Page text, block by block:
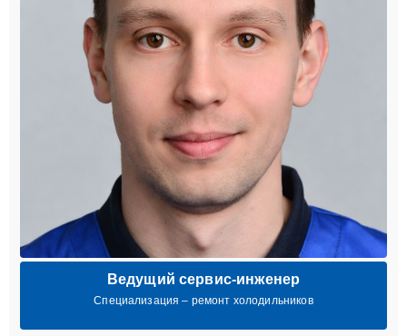
Ведущий сервис-инженер
Специализация – ремонт холодильников